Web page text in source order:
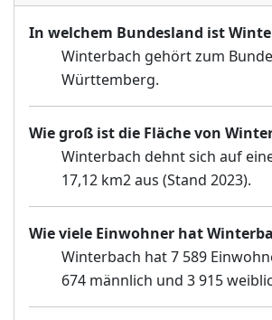
In welchem Bundesland ist
Winterbach gehört zum
Württemberg.
Wie groß ist die Fläche von
Winterbach dehnt sich auf
17,12 km2 aus (Stand 2023).
Wie viele Einwohner hat
Winterbach hat 7 589
674 männlich und 3 915